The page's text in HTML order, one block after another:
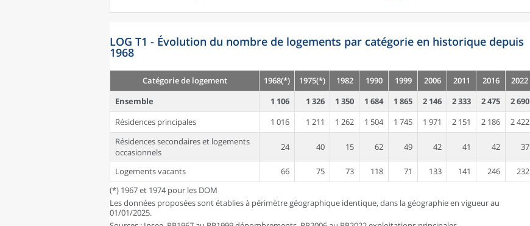
LOG T1 - Évolution du nombre de logements par catégorie en historique depuis
1968
Catégorie de logement 1968(*) 1975(*) 1982 1990 1999 2006 2011 2016
2022
Ensemble
1 106 1 326 1 350 1 684 1 865 2 146 2 333 2 475
2 690
Résidences principales
1 016 1 211 1 262 1 504 1 745 1 971 2 151 2 186
2 422
Résidences secondaires et logements
occasionnels
24 40 15 62 49 42 41 42 37
Logements vacants 66 75 73 118 71 133 141 246
232
(*) 1967 et 1974 pour les DOM
Les données proposées sont établies à périmètre géographique identique, dans la géographie en vigueur au
01/01/2025.